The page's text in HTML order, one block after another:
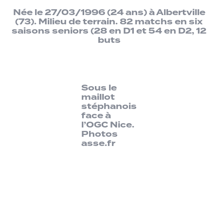
Née le 27/03/1996 (24 ans) à Albertville
(73). Milieu de terrain. 82 matchs en six
saisons seniors (28 en D1 et 54 en D2, 12
buts
Sous le
maillot
stéphanois
face à
l’OGC Nice.
Photos
asse.fr